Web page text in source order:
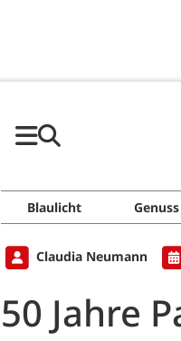
Blaulicht
Claudia Neumann
50 Jahre